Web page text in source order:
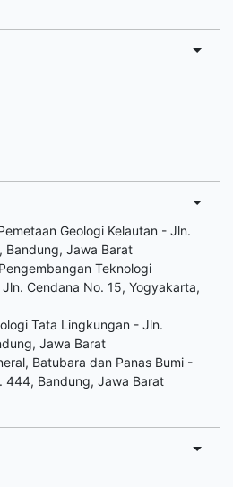
Geologi Kelautan - Jln.
Bandung, Jawa Barat
Teknologi
Cendana No. 15, Yogyakarta,
Tata Lingkungan - Jln.
Jawa Barat
Batubara dan Panas Bumi -
444, Bandung, Jawa Barat